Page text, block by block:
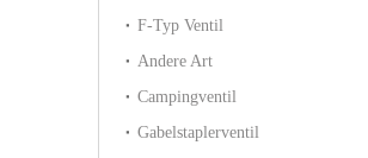
F-Typ Ventil
Andere Art
Campingventil
Gabelstaplerventil